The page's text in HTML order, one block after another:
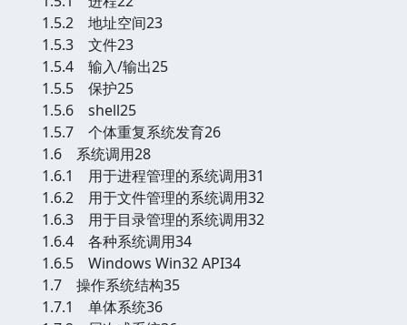
1.5.2 地址空间23
1.5.3 文件23
1.5.4 输入/输出25
1.5.5 保护25
1.5.6 shell25
1.5.7 个体重复系统发育26
1.6 系统调用28
1.6.1 用于进程管理的系统调用31
1.6.2 用于文件管理的系统调用32
1.6.3 用于目录管理的系统调用32
1.6.4 各种系统调用34
1.6.5 Windows Win32 API34
1.7 操作系统结构35
1.7.1 单体系统36